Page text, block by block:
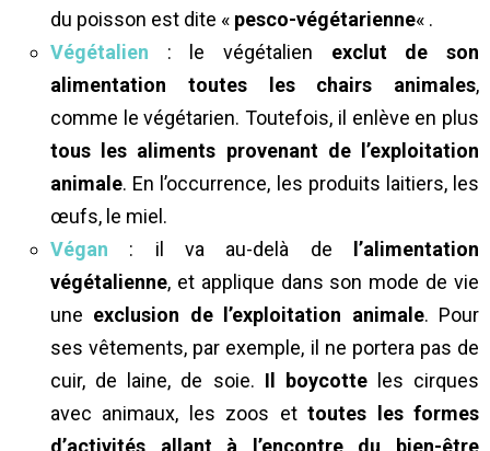
du poisson est dite « pesco-végétarienne« .
Végétalien : le végétalien exclut de son
alimentation toutes les chairs animales,
comme le végétarien. Toutefois, il enlève en plus
tous les aliments provenant de l’exploitation
animale. En l’occurrence, les produits laitiers, les
œufs, le miel.
Végan : il va au-delà de l’alimentation
végétalienne, et applique dans son mode de vie
une exclusion de l’exploitation animale. Pour
ses vêtements, par exemple, il ne portera pas de
cuir, de laine, de soie. Il boycotteles cirques
avec animaux, les zoos ettoutes les formes
d’activités allant à l’encontre du bien-être